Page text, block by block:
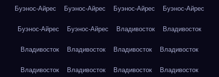
Буэнос-Айрес Буэнос-Айрес Буэнос-Айрес Буэнос-Айрес
Буэнос-Айрес Буэнос-Айрес Владивосток Владивосток
Владивосток Владивосток Владивосток Владивосток
Владивосток Владивосток Владивосток Владивосток